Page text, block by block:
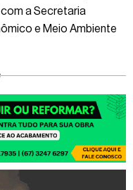
a Secretaria
e Meio Ambiente